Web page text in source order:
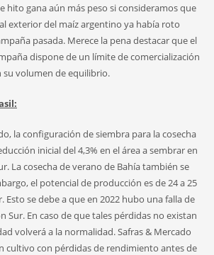
hito gana aún más peso si consideramos que
exterior del maíz argentino ya había roto
pasada. Merece la pena destacar que el
dispone de un límite de comercialización
volumen de equilibrio.
:
la configuración de siembra para la cosecha
inicial del 4,3% en el área a sembrar en
La cosecha de verano de Bahía también se
el potencial de producción es de 24 a 25
Esto se debe a que en 2022 hubo una falla de
Sur. En caso de que tales pérdidas no existan
volverá a la normalidad. Safras & Mercado
cultivo con pérdidas de rendimiento antes de